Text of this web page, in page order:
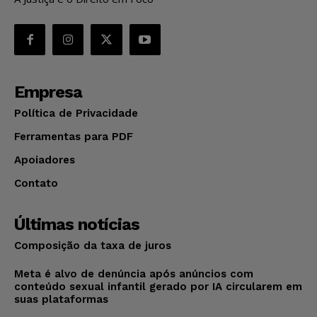
Empresa
Política de Privacidade
Ferramentas para PDF
Apoiadores
Contato
Últimas notícias
Composição da taxa de juros
Meta é alvo de denúncia após anúncios com
conteúdo sexual infantil gerado por IA circularem em
suas plataformas